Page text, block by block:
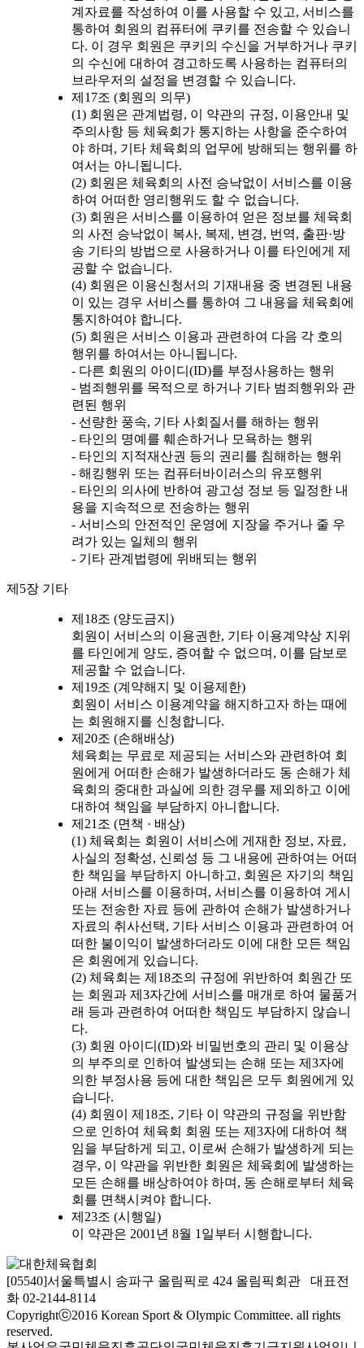
계자료를 작성하여 이를 사용할 수 있고, 서비스를
통하여 회원의 컴퓨터에 쿠키를 전송할 수 있습니
다. 이 경우 회원은 쿠키의 수신을 거부하거나 쿠키
의 수신에 대하여 경고하도록 사용하는 컴퓨터의
브라우저의 설정을 변경할 수 있습니다.
제17조 (회원의 의무)
(1) 회원은 관계법령, 이 약관의 규정, 이용안내 및
주의사항 등 체육회가 통지하는 사항을 준수하여
야 하며, 기타 체육회의 업무에 방해되는 행위를 하
여서는 아니됩니다.
(2) 회원은 체육회의 사전 승낙없이 서비스를 이용
하여 어떠한 영리행위도 할 수 없습니다.
(3) 회원은 서비스를 이용하여 얻은 정보를 체육회
의 사전 승낙없이 복사, 복제, 변경, 번역, 출판·방
송 기타의 방법으로 사용하거나 이를 타인에게 제
공할 수 없습니다.
(4) 회원은 이용신청서의 기재내용 중 변경된 내용
이 있는 경우 서비스를 통하여 그 내용을 체육회에
통지하여야 합니다.
(5) 회원은 서비스 이용과 관련하여 다음 각 호의
행위를 하여서는 아니됩니다.
- 다른 회원의 아이디(ID)를 부정사용하는 행위
- 범죄행위를 목적으로 하거나 기타 범죄행위와 관
련된 행위
- 선량한 풍속, 기타 사회질서를 해하는 행위
- 타인의 명예를 훼손하거나 모욕하는 행위
- 타인의 지적재산권 등의 권리를 침해하는 행위
- 해킹행위 또는 컴퓨터바이러스의 유포행위
- 타인의 의사에 반하여 광고성 정보 등 일정한 내
용을 지속적으로 전송하는 행위
- 서비스의 안전적인 운영에 지장을 주거나 줄 우
려가 있는 일체의 행위
- 기타 관계법령에 위배되는 행위
제5장 기타
제18조 (양도금지)
회원이 서비스의 이용권한, 기타 이용계약상 지위
를 타인에게 양도, 증여할 수 없으며, 이를 담보로
제공할 수 없습니다.
제19조 (계약해지 및 이용제한)
회원이 서비스 이용계약을 해지하고자 하는 때에
는 회원해지를 신청합니다.
제20조 (손해배상)
체육회는 무료로 제공되는 서비스와 관련하여 회
원에게 어떠한 손해가 발생하더라도 동 손해가 체
육회의 중대한 과실에 의한 경우를 제외하고 이에
대하여 책임을 부담하지 아니합니다.
제21조 (면책 · 배상)
(1) 체육회는 회원이 서비스에 게재한 정보, 자료,
사실의 정확성, 신뢰성 등 그 내용에 관하여는 어떠
한 책임을 부담하지 아니하고, 회원은 자기의 책임
아래 서비스를 이용하며, 서비스를 이용하여 게시
또는 전송한 자료 등에 관하여 손해가 발생하거나
자료의 취사선택, 기타 서비스 이용과 관련하여 어
떠한 불이익이 발생하더라도 이에 대한 모든 책임
은 회원에게 있습니다.
(2) 체육회는 제18조의 규정에 위반하여 회원간 또
는 회원과 제3자간에 서비스를 매개로 하여 물품거
래 등과 관련하여 어떠한 책임도 부담하지 않습니
다.
(3) 회원 아이디(ID)와 비밀번호의 관리 및 이용상
의 부주의로 인하여 발생되는 손해 또는 제3자에
의한 부정사용 등에 대한 책임은 모두 회원에게 있
습니다.
(4) 회원이 제18조, 기타 이 약관의 규정을 위반함
으로 인하여 체육회 회원 또는 제3자에 대하여 책
임을 부담하게 되고, 이로써 손해가 발생하게 되는
경우, 이 약관을 위반한 회원은 체육회에 발생하는
모든 손해를 배상하여야 하며, 동 손해로부터 체육
회를 면책시켜야 합니다.
제23조 (시행일)
이 약관은 2001년 8월 1일부터 시행합니다.
[05540]서울특별시 송파구 올림픽로 424 올림픽회관 대표전
화 02-2144-8114
Copyrightⓒ2016 Korean Sport & Olympic Committee. all rights
reserved.